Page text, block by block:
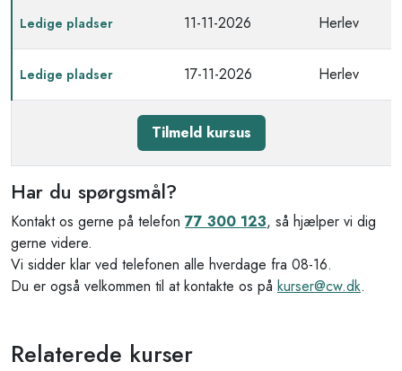
Ledige pladser 11-11-2026 Herlev
Ledige pladser 17-11-2026 Herlev
Tilmeld kursus
Har du spørgsmål?
Kontakt os gerne på telefon 77 300 123, så hjælper vi dig
gerne videre.
Vi sidder klar ved telefonen alle hverdage fra 08-16.
Du er også velkommen til at kontakte os på kurser@cw.dk.
Relaterede kurser